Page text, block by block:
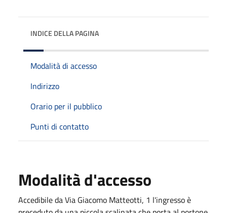
INDICE DELLA PAGINA
Modalità di accesso
Indirizzo
Orario per il pubblico
Punti di contatto
Modalità d'accesso
Accedibile da Via Giacomo Matteotti, 1 l'ingresso è